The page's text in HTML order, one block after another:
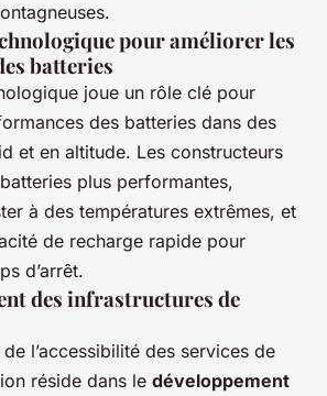
pour améliorer les
batteries
joue un rôle clé pour
des batteries dans des
et en altitude. Les constructeurs
plus performantes,
à des températures extrêmes, et
de recharge rapide pour
d’arrêt.
des infrastructures de
l’accessibilité des services de
réside dans le développement